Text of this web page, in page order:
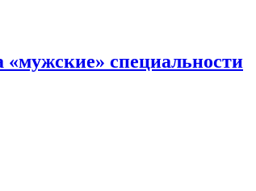
специальности